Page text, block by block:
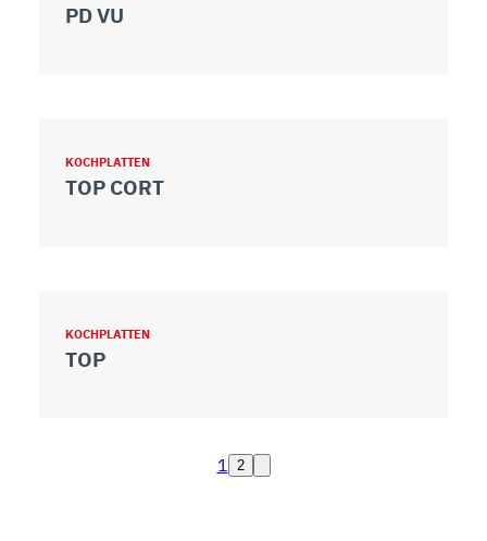
PD VU
KOCHPLATTEN
TOP CORT
KOCHPLATTEN
TOP
1 2